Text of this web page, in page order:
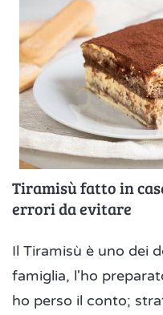
Tiramisù fatto in
errori da evitare
Il Tiramisù è uno dei
famiglia, l'ho
ho perso il conto;